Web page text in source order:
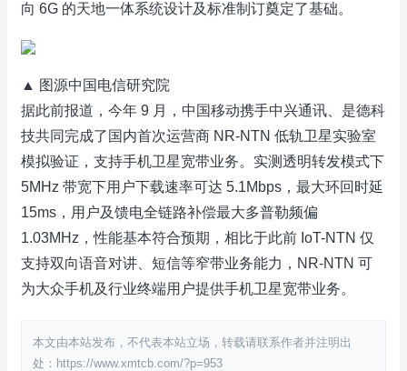
向 6G 的天地一体系统设计及标准制订奠定了基础。
▲ 图源中国电信研究院
据此前报道，今年 9 月，中国移动携手中兴通讯、是德科
技共同完成了国内首次运营商 NR-NTN 低轨卫星实验室
模拟验证，支持手机卫星宽带业务。实测透明转发模式下
5MHz 带宽下用户下载速率可达 5.1Mbps，最大环回时延
15ms，用户及馈电全链路补偿最大多普勒频偏
1.03MHz，性能基本符合预期，相比于此前 IoT-NTN 仅
支持双向语音对讲、短信等窄带业务能力，NR-NTN 可
为大众手机及行业终端用户提供手机卫星宽带业务。
本文由本站发布，不代表本站立场，转载请联系作者并注明出
处：https://www.xmtcb.com/?p=953